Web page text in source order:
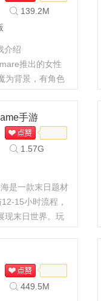
139.2M
介绍
推出的女性
为背景，有角色
手游
1.57G
是一款末日题材
15小时流程，
现末日世界。玩
449.5M